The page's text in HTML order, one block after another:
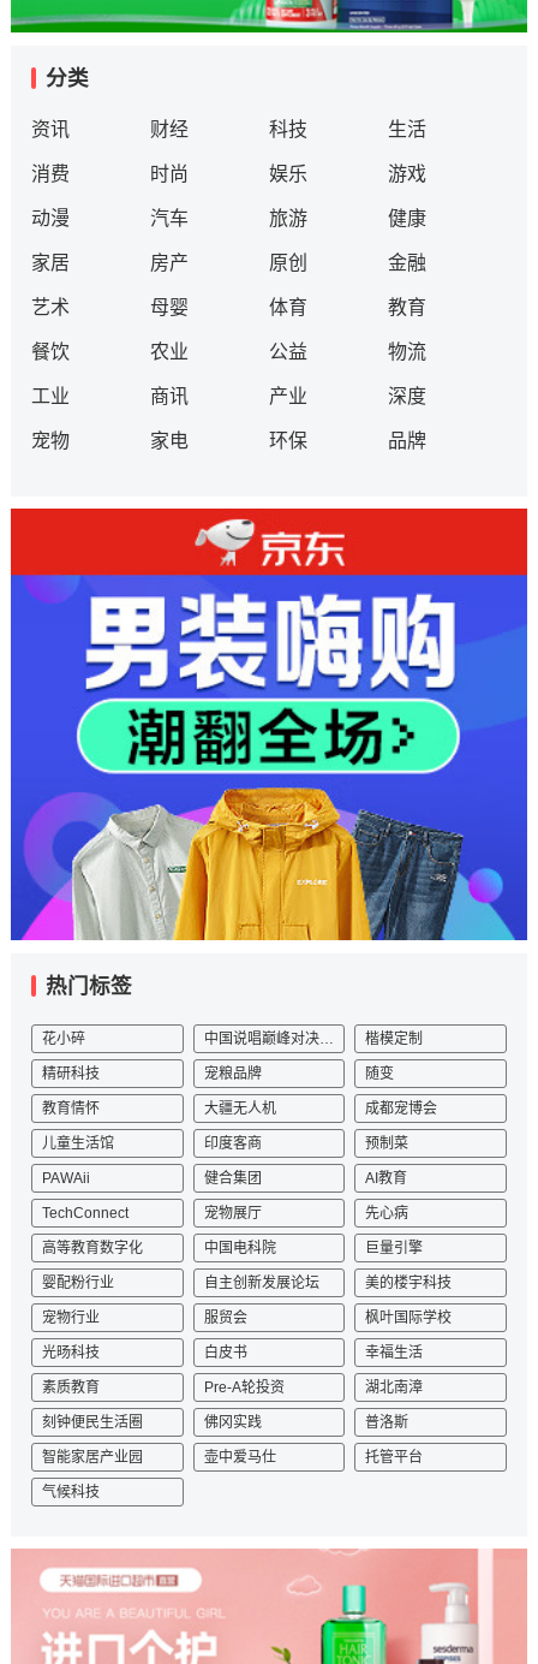
分类
资讯 财经 科技 生活
消费 时尚 娱乐 游戏
动漫 汽车 旅游 健康
家居 房产 原创 金融
艺术 母婴 体育 教育
餐饮 农业 公益 物流
工业 商讯 产业 深度
宠物 家电 环保 品牌
热门标签
花小碎 中国说唱巅峰对决2023 楷模定制
精研科技 宠粮品牌 随变
教育情怀 大疆无人机 成都宠博会
儿童生活馆 印度客商 预制菜
PAWAii 健合集团 AI教育
TechConnect 宠物展厅 先心病
高等教育数字化 中国电科院 巨量引擎
婴配粉行业 自主创新发展论坛 美的楼宇科技
宠物行业 服贸会 枫叶国际学校
光旸科技 白皮书 幸福生活
素质教育 Pre-A轮投资 湖北南漳
刻钟便民生活圈 佛冈实践 普洛斯
智能家居产业园 壶中爱马仕 托管平台
气候科技